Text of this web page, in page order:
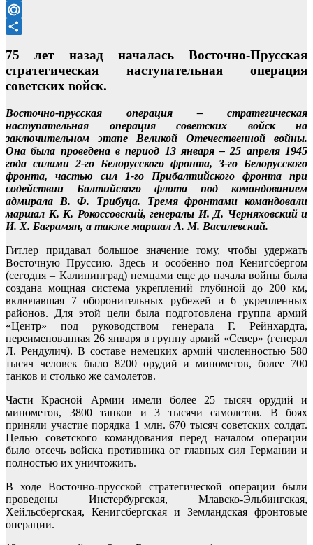
Odnoklassniki
Mail.Ru
75 лет назад началась Восточно-Прусская
стратегическая наступательная операция
советских войск.
Восточно-прусская операция – стратегическая
наступательная операция советских войск на
заключительном этапе Великой Отечественной войны.
Она была проведена в период 13 января – 25 апреля 1945
года силами 2-го Белорусского фронта, 3-го Белорусского
фронта, частью сил 1-го Прибалтийского фронта при
содействии Балтийского флота под командованием
адмирала В. Ф. Трибуца. Тремя фронтами командовали
маршал К. К. Рокоссовский, генералы И. Д. Черняховский и
И. X. Баграмян, а также маршал А. М. Василевский.
Гитлер придавал большое значение тому, чтобы удержать
Восточную Пруссию. Здесь и особенно под Кенигсбергом
(сегодня – Калининград) немцами еще до начала войны была
создана мощная система укреплений глубиной до 200 км,
включавшая 7 оборонительных рубежей и 6 укрепленных
районов. Для этой цели была подготовлена группа армий
«Центр» под руководством генерала Г. Рейнхардта,
переименованная 26 января в группу армий «Север» (генерал
Л. Рендулич). В составе немецких армий численностью 580
тысяч человек было 8200 орудий и минометов, более 700
танков и столько же самолетов.
Части Красной Армии имели более 25 тысяч орудий и
минометов, 3800 танков и 3 тысячи самолетов. В боях
приняли участие порядка 1 млн. 670 тысяч советских солдат.
Целью советского командования перед началом операции
было отсечь войска противника от главных сил Германии и
полностью их уничтожить.
В ходе Восточно-прусской стратегической операции были
проведены Инстербургская, Млавско-Эльбингская,
Хейльсбергская, Кенигсбергская и Земландская фронтовые
операции.